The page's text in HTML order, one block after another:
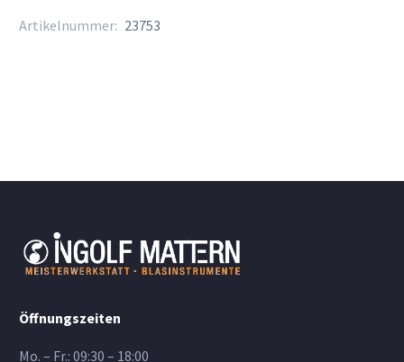
Menge
Artikelnummer: 23753
Öffnungszeiten
Mo. – Fr.: 09:30 – 18:00